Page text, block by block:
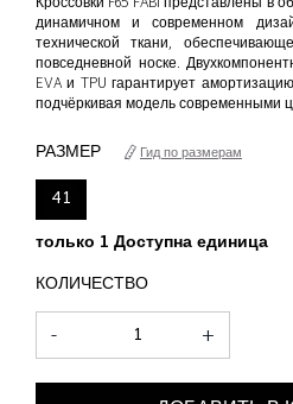
динамичном и современном
технической ткани,
повседневной носке.
EVA и TPU гарантирует
подчёркивая модель современными
РАЗМЕР Гид по размерам
41
только 1 Доступна единица
КОЛИЧЕСТВО
+
-